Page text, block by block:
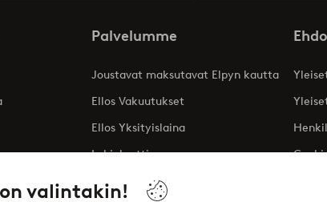
valintakin!
Palvelumme
Joustavat maksutavat Elpyn kautta
Ellos Vakuutukset
Ellos Yksityislaina
Lahjakortti